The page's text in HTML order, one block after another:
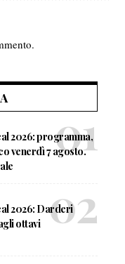
2026: programma,
venerdì 7 agosto.
2026: Darderi
ottavi